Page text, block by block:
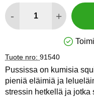
- +
Tuote nro: 91540
Pussissa on kumisia
pieniä eläimiä ja
stressin hetkellä ja jotka